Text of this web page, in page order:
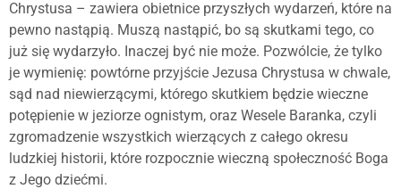
Chrystusa – zawiera obietnice przyszłych wydarzeń, które na
pewno nastąpią. Muszą nastąpić, bo są skutkami tego, co
już się wydarzyło. Inaczej być nie może. Pozwólcie, że tylko
je wymienię: powtórne przyjście Jezusa Chrystusa w chwale,
sąd nad niewierzącymi, którego skutkiem będzie wieczne
potępienie w jeziorze ognistym, oraz Wesele Baranka, czyli
zgromadzenie wszystkich wierzących z całego okresu
ludzkiej historii, które rozpocznie wieczną społeczność Boga
z Jego dziećmi.